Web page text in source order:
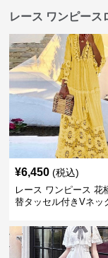
レース ワンピース
¥6,450 (税込)
レース ワンピース 花
替タッセル付きVネッ